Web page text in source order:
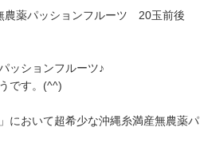
薬パッションフルーツ 20玉前後
ッションフルーツ♪
です。(^^)
おいて超希少な沖縄糸満産無農薬